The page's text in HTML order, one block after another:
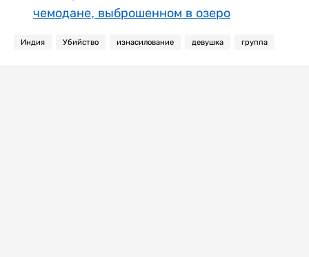
чемодане, выброшенном в озеро
Индия Убийство изнасилование девушка группа